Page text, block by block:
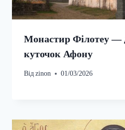
Монастир Філотеу —
куточок Афону
Відzinon 01/03/2026